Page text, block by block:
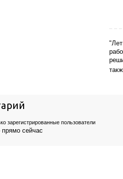
зарегистрированные пользователи
прямо сейчас